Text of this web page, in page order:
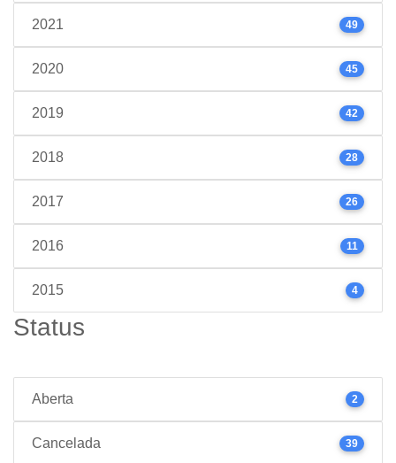
2021 49
2020 45
2019 42
2018 28
2017 26
2016 11
2015 4
Status
Aberta 2
Cancelada 39